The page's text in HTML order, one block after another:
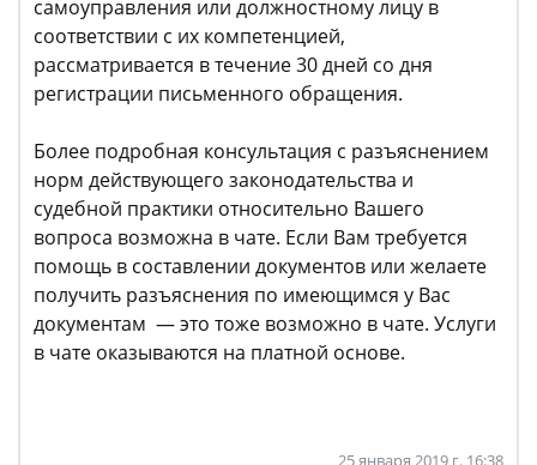
самоуправления или должностному лицу в
соответствии с их компетенцией,
рассматривается в течение 30 дней со дня
регистрации письменного обращения.
Более подробная консультация с разъяснением
норм действующего законодательства и
судебной практики относительно Вашего
вопроса возможна в чате. Если Вам требуется
помощь в составлении документов или желаете
получить разъяснения по имеющимся у Вас
документам — это тоже возможно в чате. Услуги
в чате оказываются на платной основе.
25 января 2019 г. 16:38